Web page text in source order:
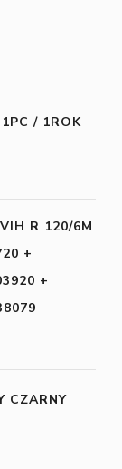
/ 1ROK
R 120/6M
+
+
CZARNY